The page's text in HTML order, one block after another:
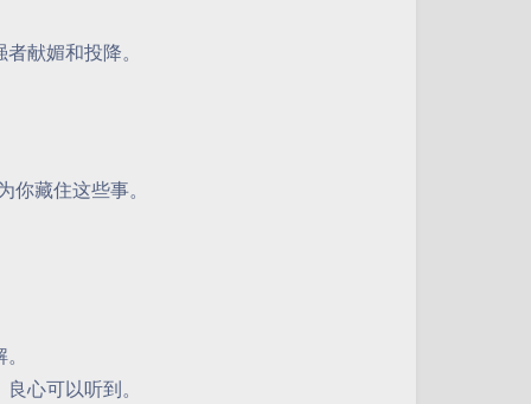
献媚和投降。
藏住这些事。
心可以听到。